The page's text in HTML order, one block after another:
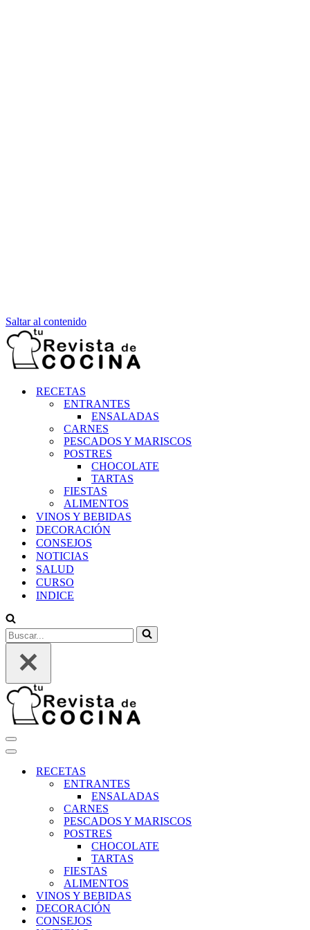
Saltar al contenido
RECETAS
ENTRANTES
ENSALADAS
CARNES
PESCADOS Y MARISCOS
POSTRES
CHOCOLATE
TARTAS
FIESTAS
ALIMENTOS
VINOS Y BEBIDAS
DECORACIÓN
CONSEJOS
NOTICIAS
SALUD
CURSO
INDICE
Buscar...
Menú
de
Menú
navegaciónRECETAS
ENTRANTES
ENSALADAS
CARNES
PESCADOS Y MARISCOS
POSTRES
CHOCOLATE
TARTAS
FIESTAS
ALIMENTOS
VINOS Y BEBIDAS
DECORACIÓN
CONSEJOS